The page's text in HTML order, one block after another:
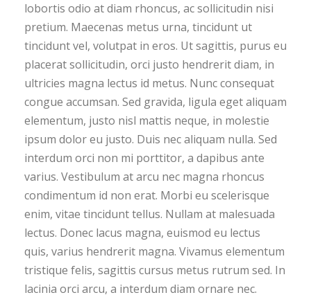
lobortis odio at diam rhoncus, ac sollicitudin nisi
pretium. Maecenas metus urna, tincidunt ut
tincidunt vel, volutpat in eros. Ut sagittis, purus eu
placerat sollicitudin, orci justo hendrerit diam, in
ultricies magna lectus id metus. Nunc consequat
congue accumsan. Sed gravida, ligula eget aliquam
elementum, justo nisl mattis neque, in molestie
ipsum dolor eu justo. Duis nec aliquam nulla. Sed
interdum orci non mi porttitor, a dapibus ante
varius. Vestibulum at arcu nec magna rhoncus
condimentum id non erat. Morbi eu scelerisque
enim, vitae tincidunt tellus. Nullam at malesuada
lectus. Donec lacus magna, euismod eu lectus
quis, varius hendrerit magna. Vivamus elementum
tristique felis, sagittis cursus metus rutrum sed. In
lacinia orci arcu, a interdum diam ornare nec.